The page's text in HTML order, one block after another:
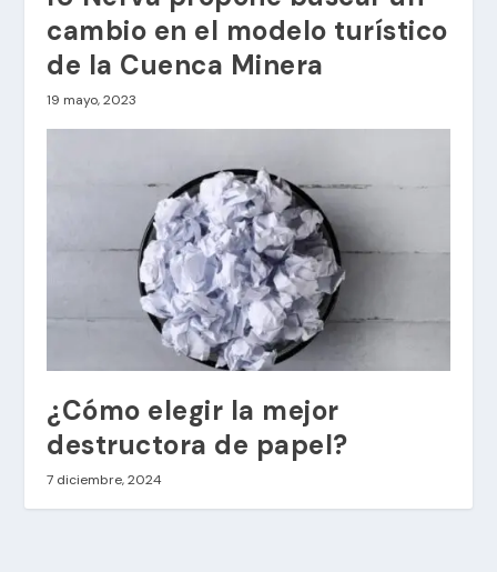
cambio en el modelo turístico
de la Cuenca Minera
19 mayo, 2023
¿Cómo elegir la mejor
destructora de papel?
7 diciembre, 2024